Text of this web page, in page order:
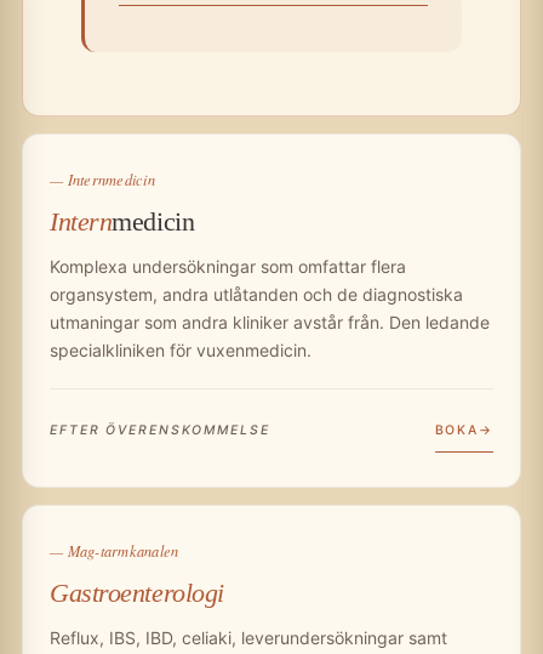
— Internmedicin
Internmedicin
Komplexa undersökningar som omfattar flera
organsystem, andra utlåtanden och de diagnostiska
utmaningar som andra kliniker avstår från. Den ledande
specialkliniken för vuxenmedicin.
EFTER ÖVERENSKOMMELSE BOKA
— Mag-tarmkanalen
Gastroenterologi
Reflux, IBS, IBD, celiaki, leverundersökningar samt